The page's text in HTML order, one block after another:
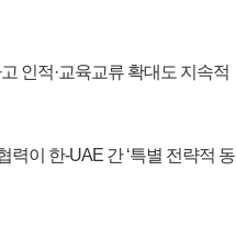
인적·교육교류 확대도 지속적
이 한-UAE 간 ‘특별 전략적 동